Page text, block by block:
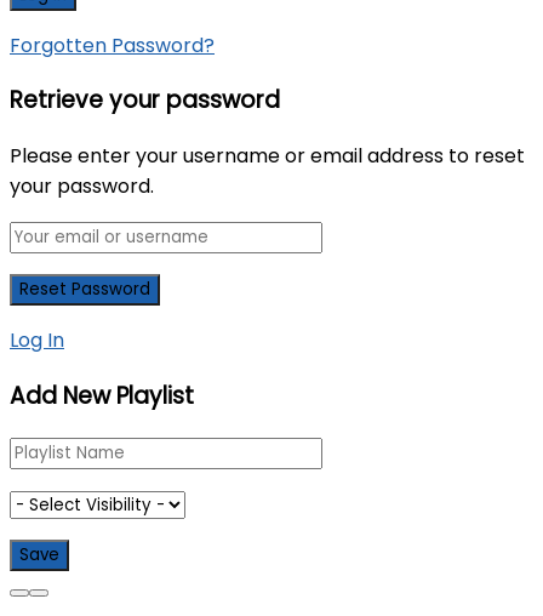
Forgotten Password?
Retrieve your password
Please enter your username or email address to reset
your password.
Log In
Add New Playlist